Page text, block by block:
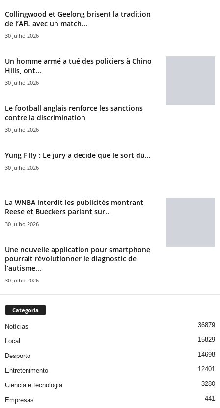
Collingwood et Geelong brisent la tradition
de l’AFL avec un match...
30 Julho 2026
Un homme armé a tué des policiers à Chino
Hills, ont...
30 Julho 2026
Le football anglais renforce les sanctions
contre la discrimination
30 Julho 2026
Yung Filly : Le jury a décidé que le sort du...
30 Julho 2026
La WNBA interdit les publicités montrant
Reese et Bueckers pariant sur...
30 Julho 2026
Une nouvelle application pour smartphone
pourrait révolutionner le diagnostic de
l’autisme...
30 Julho 2026
Categoria
Notícias 36879
Local 15829
Desporto 14698
Entretenimento 12401
Ciência e tecnologia 3280
Empresas 441